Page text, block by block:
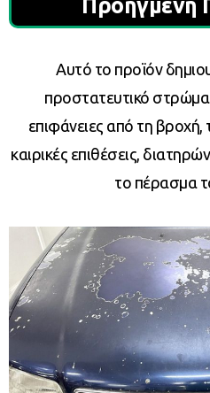
Προηγμένη
Αυτό το προϊόν
προστατευτικό στρώμα
επιφάνειες από τη βροχή,
καιρικές επιθέσεις,
το πέρασμα